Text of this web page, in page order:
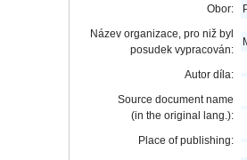
Obor:
Název organizace, pro niž byl
posudek vypracován:
Autor díla:
Source document name
(in the original lang.):
Place of publishing: